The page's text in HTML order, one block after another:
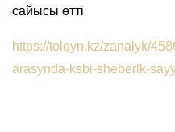
сайысы өтті
https://tolqyn.kz/zanalyk/
arasynda-ksbi-sheberlk-